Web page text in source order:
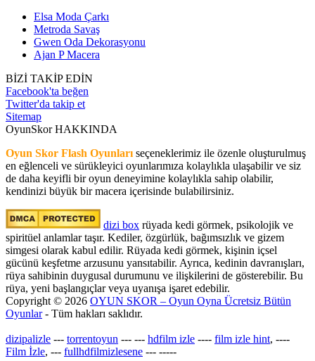
Elsa Moda Çarkı
Metroda Savaş
Gwen Oda Dekorasyonu
Ajan P Macera
BİZİ TAKİP EDİN
Facebook'ta beğen
Twitter'da takip et
Sitemap
OyunSkor HAKKINDA
Oyun Skor Flash Oyunları seçeneklerimiz ile özenle oluşturulmuş
en eğlenceli ve sürükleyici oyunlarımıza kolaylıkla ulaşabilir ve siz
de daha keyifli bir oyun deneyimine kolaylıkla sahip olabilir,
kendinizi büyük bir macera içerisinde bulabilirsiniz.
dizi box rüyada kedi görmek​, psikolojik ve
spiritüel anlamlar taşır. Kediler, özgürlük, bağımsızlık ve gizem
simgesi olarak kabul edilir. Rüyada kedi görmek, kişinin içsel
gücünü keşfetme arzusunu yansıtabilir. Ayrıca, kedinin davranışları,
rüya sahibinin duygusal durumunu ve ilişkilerini de gösterebilir. Bu
rüya, yeni başlangıçlar veya uyanışa işaret edebilir.
Copyright © 2026 OYUN SKOR – Oyun Oyna Ücretsiz Bütün
Oyunlar- Tüm hakları saklıdır.
dizipalizle --- torrentoyun --- --- hdfilm izle ---- film izle hint, ----
Film İzle, --- fullhdfilmizlesene --- -----